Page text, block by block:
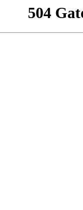
504